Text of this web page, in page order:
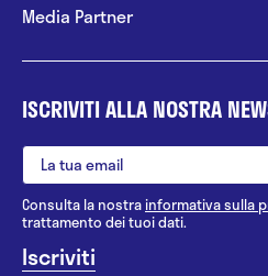
Media Partner
ISCRIVITI ALLA NOSTRA
Consulta la nostrainformativa sulla
trattamento dei tuoi dati.